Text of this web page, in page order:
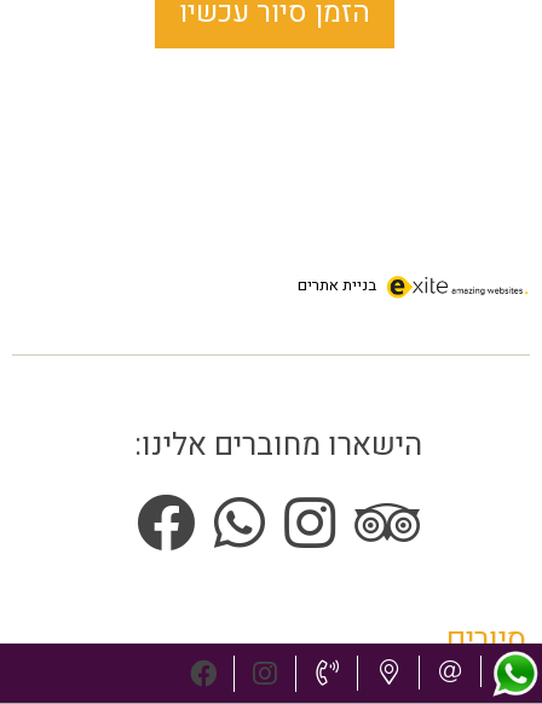
הזמן סיור עכשיו
בניית אתרים
הישארו מחוברים אלינו:
סיורים